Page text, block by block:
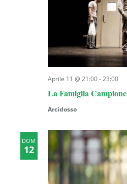
La Famiglia Campione
Aprile 11 @ 21:00-23:00
Arcidosso
DOM
12